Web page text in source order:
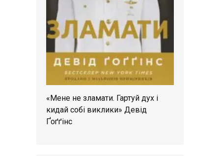
«Мене не зламати. Гартуй дух і
кидай собі виклики» Девід
Ґоґґінс